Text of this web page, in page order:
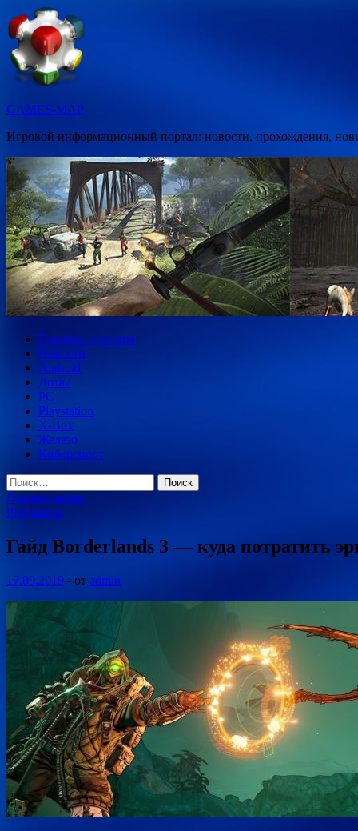
Перейти
к
содержимому
GAMES-MAP
Игровой информационный портал: новости, прохождения,
Главная страница
Новости
Android
Дота2
PC
Playstation
X-Box
Железо
Киберспорт
Найти:
Главное меню
Playstation
Гайд Borderlands 3 — куда потратить
17.09.2019 - от admin